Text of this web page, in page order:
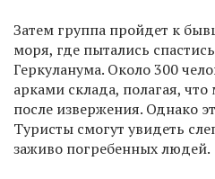
Затем группа пройдет к
моря, где пытались
Геркуланума. Около 300
арками склада, полагая,
после извержения. Однако
Туристы смогут увидеть
заживо погребенных людей.